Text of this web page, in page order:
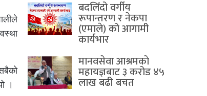
।
बदलिँदो वर्गीय
रूपान्तरण र नेकपा
(एमाले) को आगामी
कार्यभार
मानवसेवा आश्रमकाे‌
महायज्ञबाट ३ करोड ४५
लाख बढी बचत